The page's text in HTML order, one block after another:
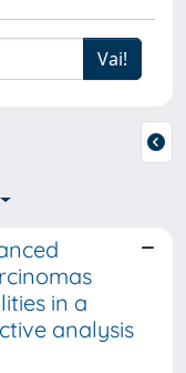
in a
analysis